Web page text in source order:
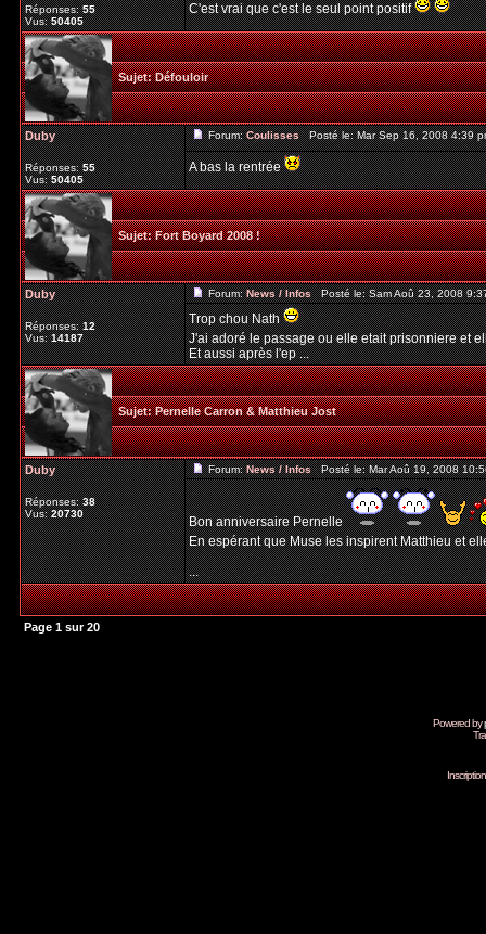
Réponses:55
Vus:50405
C'est vrai que c'est le seul point positif
Sujet:Défouloir
Duby
Réponses:55
Vus:50405
Forum:CoulissesPosté le: Mar Sep 16, 2008 4:39
A bas la rentrée
Sujet:Fort Boyard 2008 !
Duby
Réponses:12
Vus:14187
Forum:News / InfosPosté le: Sam Aoû 23, 2008
Trop chou Nath
J'ai adoré le passage ou elle etait prisonniere et
Et aussi après l'ep ...
Sujet:Pernelle Carron & Matthieu Jost
Duby
Réponses:38
Vus:20730
Forum:News / InfosPosté le: Mar Aoû 19, 2008
Bon anniversaire Pernelle
En espérant que Muse les inspirent Matthieu et
...
Page 1 sur20
Powered by